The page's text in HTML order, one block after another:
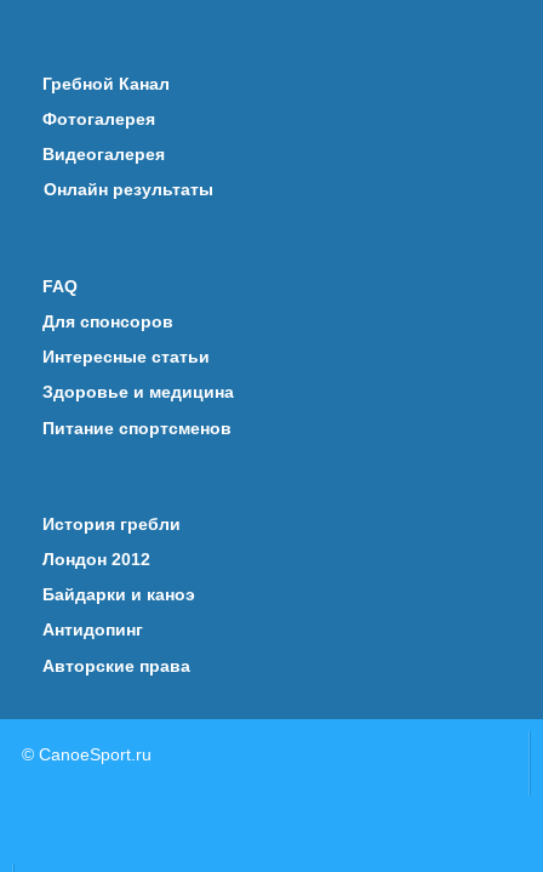
Гребной Канал
Фотогалерея
Видеогалерея
Онлайн результаты
FAQ
Для спонсоров
Интересные статьи
Здоровье и медицина
Питание спортсменов
История гребли
Лондон 2012
Байдарки и каноэ
Антидопинг
Авторские права
© CanoeSport.ru